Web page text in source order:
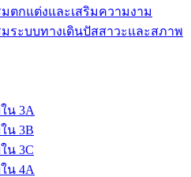
ตกแต่งและเสริมความงาม
ระบบทางเดินปัสสาวะและสภาพ
น 3A
น 3B
น 3C
น 4A